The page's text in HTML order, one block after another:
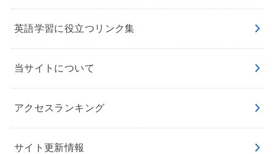
英語学習に役立つリンク集
当サイトについて
アクセスランキング
サイト更新情報